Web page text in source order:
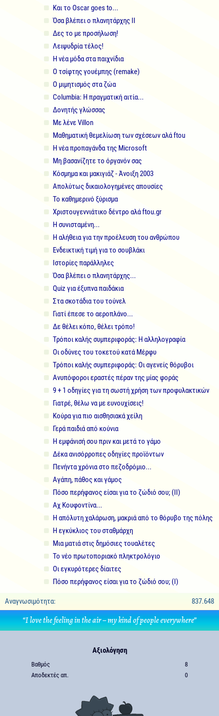
Και το Oscar goes to...
Όσα βλέπει ο πλανητάρχης II
Δες το με προσήλωση!
Λειψυδρία τέλος!
Η νέα μόδα στα παιχνίδια
Ο τσίφτης γουέμπης (remake)
Ο μιμητισμός στα ζώα
Columbia: Η πραγματική αιτία...
Δονητής γλώσσας
Με λένε Villon
Μαθηματική θεμελίωση των σχέσεων αλά ftou
Η νέα προπαγάνδα της Microsoft
Μη βασανίζητε το όργανόν σας
Κόσμημα και μακιγιάζ - Άνοιξη 2003
Απολύτως δικαιολογημένες απουσίες
Το καθημερινό ξύρισμα
Χριστουγεννιάτικο δέντρο αλά ftou.gr
Η συνισταμένη...
Η αλήθεια για την προέλευση του ανθρώπου
Ενδεικτική τιμή για το σουβλάκι
Ιστορίες παράλληλες
Όσα βλέπει ο πλανητάρχης...
Quiz για έξυπνα παιδάκια
Στα σκοτάδια του τούνελ
Γιατί έπεσε το αεροπλάνο...
Δε θέλει κόπο, θέλει τρόπο!
Τρόποι καλής συμπεριφοράς: Η αλληλογραφία
Οι οδύνες του τοκετού κατά Μέρφυ
Τρόποι καλής συμπεριφοράς: Οι αγενείς θόρυβοι
Ανυπόφοροι εραστές πέραν της μίας φοράς
9 + 1 οδηγίες για τη σωστή χρήση των προφυλακτικών
Γιατρέ, θέλω να με ευνουχίσεις!
Κούρα για πιο αισθησιακά χείλη
Γερά παιδιά από κούνια
Η εμφάνισή σου πριν και μετά το γάμο
Δέκα ανισόρροπες οδηγίες προϊόντων
Πενήντα χρόνια στο πεζοδρόμιο...
Αγάπη, πάθος και γάμος
Πόσο περήφανος είσαι για το ζώδιό σου; (ΙΙ)
Αχ Κουφοντίνα...
Η απόλυτη χαλάρωση, μακριά από το θόρυβο της πόλης
Η εγκύκλιος του σταθμάρχη
Μια ματιά στις δημόσιες τουαλέτες
Το νέο πρωτοποριακό πληκτρολόγιο
Οι εγκυρότερες δίαιτες
Πόσο περήφανος είσαι για το ζώδιό σου; (Ι)
Αναγνωσιμότητα: 837.648
“I love the feeling in the air – my kind of people everywhere”
Αξιολόγηση
Βαθμός
8
Αποδεκτές απ.
0